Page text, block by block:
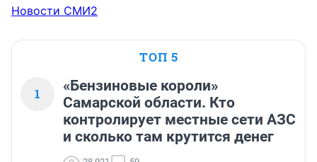
Новости СМИ2
ТОП 5
1
«Бензиновые короли»
Самарской области. Кто
контролирует местные сети АЗС
и сколько там крутится денег